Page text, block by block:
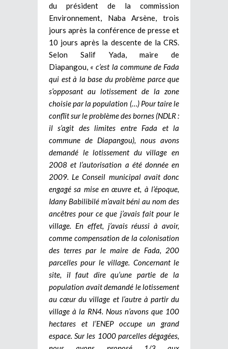
du président de la commission
Environnement, Naba Arsène, trois
jours après la conférence de presse et
10 jours après la descente de la CRS.
Selon Salif Yada, maire de
Diapangou, « c’est la commune de Fada
qui est à la base du problème parce que
s’opposant au lotissement de la zone
choisie par la population (…) Pour taire le
conflit sur le problème des bornes (NDLR :
il s’agit des limites entre Fada et la
commune de Diapangou), nous avons
demandé le lotissement du village en
2008 et l’autorisation a été donnée en
2009. Le Conseil municipal avait donc
engagé sa mise en œuvre et, à l’époque,
Idany Babilibilé m’avait béni au nom des
ancêtres pour ce que j’avais fait pour le
village. En effet, j’avais réussi à avoir,
comme compensation de la colonisation
des terres par le maire de Fada, 200
parcelles pour le village. Concernant le
site, il faut dire qu’une partie de la
population avait demandé le lotissement
au cœur du village et l’autre à partir du
village à la RN4. Nous n’avons que 100
hectares et l’ENEP occupe un grand
espace. Sur les 1000 parcelles dégagées,